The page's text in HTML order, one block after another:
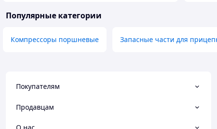
Популярные категории
Компрессоры поршневые Запасные части для
Покупателям
Продавцам